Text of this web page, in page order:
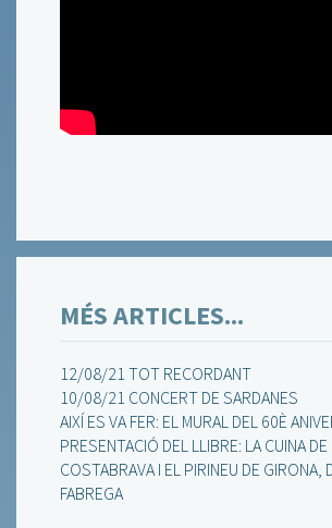
MÉS ARTICLES...
12/08/21 TOT RECORDANT
10/08/21 CONCERT DE SARDANES
AIXÍ ES VA FER: EL MURAL DEL 60È
PRESENTACIÓ DEL LLIBRE: LA CUINA DE
COSTABRAVA I EL PIRINEU DE GIRONA,
FABREGA